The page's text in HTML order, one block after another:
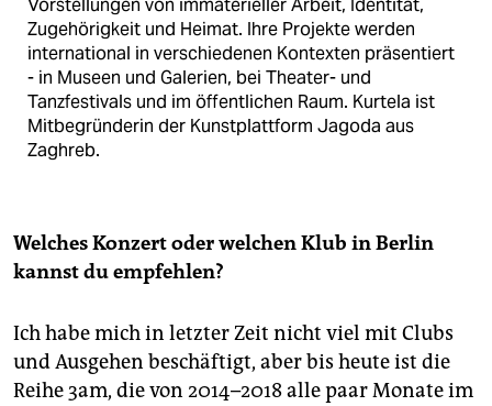
Vorstellungen von immaterieller Arbeit, Identität,
Zugehörigkeit und Heimat. Ihre Projekte werden
international in verschiedenen Kontexten präsentiert
- in Museen und Galerien, bei Theater- und
Tanzfestivals und im öffentlichen Raum. Kurtela ist
Mitbegründerin der Kunstplattform Jagoda aus
Zaghreb.
Welches Konzert oder welchen Klub in Berlin
kannst du empfehlen?
Ich habe mich in letzter Zeit nicht viel mit Clubs
und Ausgehen beschäftigt, aber bis heute ist die
Reihe 3am, die von 2014–2018 alle paar Monate im